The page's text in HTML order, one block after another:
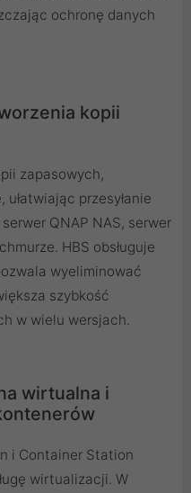
ochronę danych
kopii
zapasowych,
przesyłanie
QNAP NAS, serwer
HBS obsługuje
wyeliminować
szybkość
w wielu wersjach.
wirtualna i
i Container Station
wirtualizacji. W